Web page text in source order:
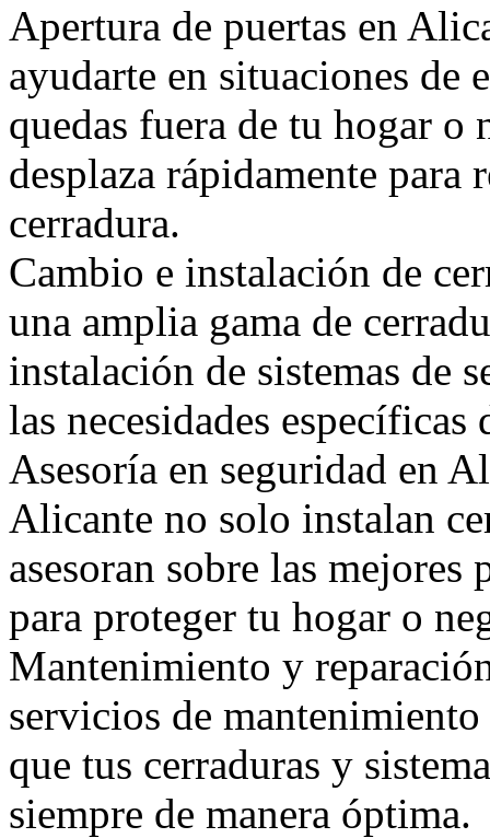
Apertura de puertas en
ayudarte en situaciones de
quedas fuera de tu hogar o
desplaza rápidamente
cerradura.
Cambio e instalación de
una amplia gama de
instalación de sistemas de
las necesidades
Asesoría en seguridad en
Alicante no solo instalan
asesoran sobre las mejores
para proteger tu hogar o
Mantenimiento y
servicios de
que tus cerraduras y
siempre de manera óptima.